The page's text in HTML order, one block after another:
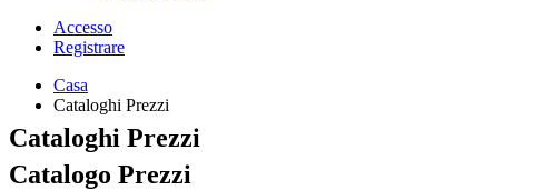
Accesso
Registrare
Casa
Cataloghi Prezzi
Cataloghi Prezzi
Catalogo Prezzi